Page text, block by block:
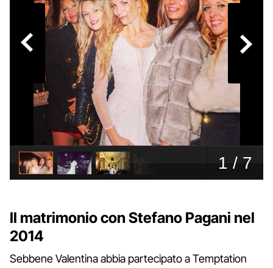
Il matrimonio con Stefano Pagani nel
2014
Sebbene Valentina abbia partecipato a Temptation